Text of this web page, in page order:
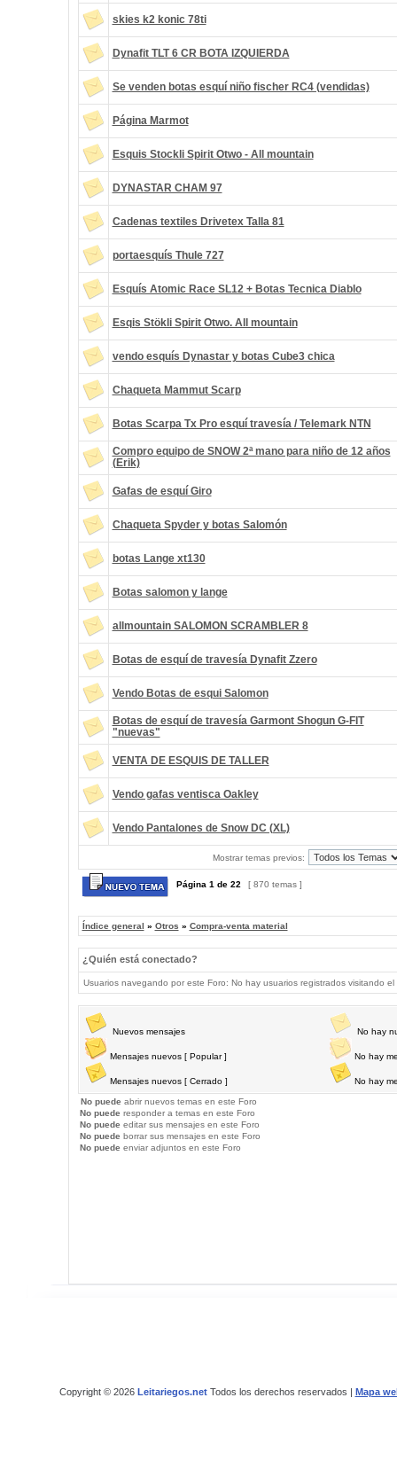
skies k2 konic 78ti
Dynafit TLT 6 CR BOTA IZQUIERDA
Se venden botas esquí niño fischer RC4 (vendidas)
Página Marmot
Esquis Stockli Spirit Otwo - All mountain
DYNASTAR CHAM 97
Cadenas textiles Drivetex Talla 81
portaesquís Thule 727
Esquís Atomic Race SL12 + Botas Tecnica Diablo
Esqis Stökli Spirit Otwo. All mountain
vendo esquís Dynastar y botas Cube3 chica
Chaqueta Mammut Scarp
Botas Scarpa Tx Pro esquí travesía / Telemark NTN
Compro equipo de SNOW 2ª mano para niño de 12 años
(Erik)
Gafas de esquí Giro
Chaqueta Spyder y botas Salomón
botas Lange xt130
Botas salomon y lange
allmountain SALOMON SCRAMBLER 8
Botas de esquí de travesía Dynafit Zzero
Vendo Botas de esqui Salomon
Botas de esquí de travesía Garmont Shogun G-FIT
"nuevas"
VENTA DE ESQUIS DE TALLER
Vendo gafas ventisca Oakley
Vendo Pantalones de Snow DC (XL)
Mostrar temas previos:
Página 1 de 22 [ 870 temas ]
Índice general » Otros » Compra-venta material
¿Quién está conectado?
Usuarios navegando por este Foro: No hay usuarios registrados visitando
Nuevos mensajes
Mensajes nuevos [ Popular ]
Mensajes nuevos [ Cerrado ]
No hay
No hay
No hay
No puede abrir nuevos temas en este Foro
No puede responder a temas en este Foro
No puede editar sus mensajes en este Foro
No puede borrar sus mensajes en este Foro
No puede enviar adjuntos en este Foro
Copyright © 2026 Leitariegos.netTodos los derechos reservados | Mapa